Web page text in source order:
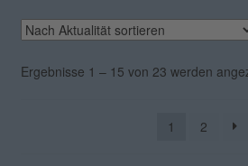
Ergebnisse 1 – 15 von 23 werden
1
2